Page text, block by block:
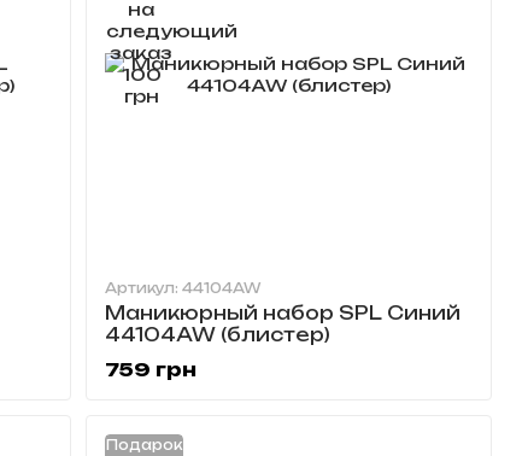
Артикул: 44104AW
Маникюрный набор SPL Синий
44104AW (блистер)
759 грн
Подарок